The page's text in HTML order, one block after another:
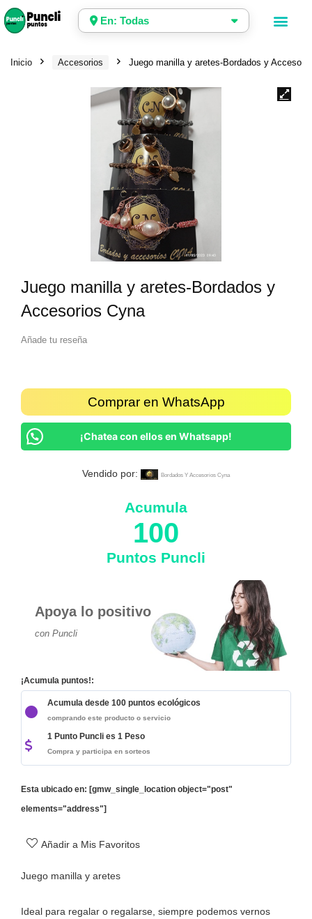
En: Todas
Inicio Accesorios Juego manilla y aretes-Bordados y
Juego manilla y aretes-Bordados y
Accesorios Cyna
Añade tu reseña
Comprar en WhatsApp
¡Chatea con ellos en Whatsapp!
Vendido por: Bordados Y Accesorios Cyna
Acumula
100
Puntos Puncli
Apoya lo positivo
con Puncli
¡Acumula puntos!:
Acumula desde 100 puntos ecológicos
comprando este producto o servicio
1 Punto Puncli es 1 Peso
Compra y participa en sorteos
Esta ubicado en: [gmw_single_location object="post"
elements="address"]
Añadir a Mis Favoritos
Juego manilla y aretes
Ideal para regalar o regalarse, siempre podemos vernos